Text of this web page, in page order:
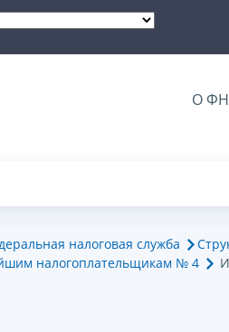
О
налоговая служба
налогоплательщикам № 4